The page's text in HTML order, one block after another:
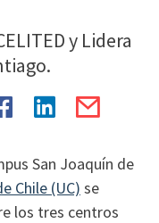
y Lidera
San Joaquín de
Chile (UC) se
los tres centros